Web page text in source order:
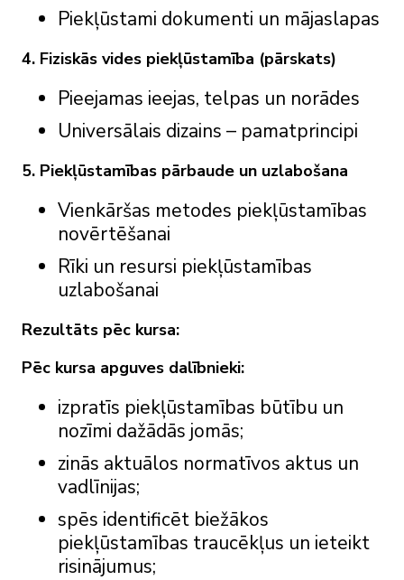
Piekļūstami dokumenti un mājaslapas
4. Fiziskās vides piekļūstamība (pārskats)
Pieejamas ieejas, telpas un norādes
Universālais dizains – pamatprincipi
5. Piekļūstamības pārbaude un uzlabošana
Vienkāršas metodes piekļūstamības
novērtēšanai
Rīki un resursi piekļūstamības
uzlabošanai
Rezultāts pēc kursa:
Pēc kursa apguves dalībnieki:
izpratīs piekļūstamības būtību un
nozīmi dažādās jomās;
zinās aktuālos normatīvos aktus un
vadlīnijas;
spēs identificēt biežākos
piekļūstamības traucēkļus un ieteikt
risinājumus;